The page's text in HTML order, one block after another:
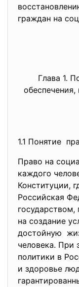
граждан на
Глава 1.
1.1 Понятие
Право на
каждого
Конституции,
Российская
государством,
на создание
достойную
человека. При
политики в
и здоровье